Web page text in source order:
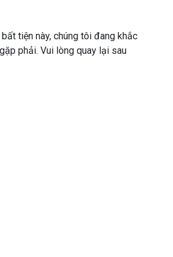
tiện này, chúng tôi đang khắc
phải. Vui lòng quay lại sau